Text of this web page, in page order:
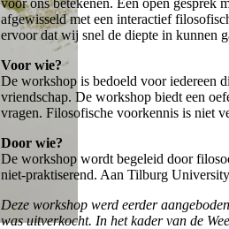
afgewisseld met een interactief
ervoor dat wij snel de diepte in kunnen
Voor wie?
De workshop is bedoeld voor iedereen
vriendschap. De workshop biedt een
vragen. Filosofische voorkennis is niet
Door wie?
De workshop wordt begeleid door
niet-praktiserend. Aan Tilburg
Deze workshop werd eerder
was uitverkocht. In het kader van de